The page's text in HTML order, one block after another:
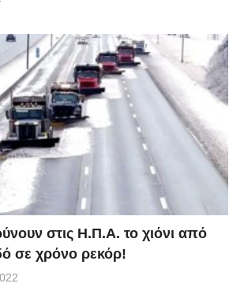
στις Η.Π.Α. το χιόνι από
σε χρόνο ρεκόρ!